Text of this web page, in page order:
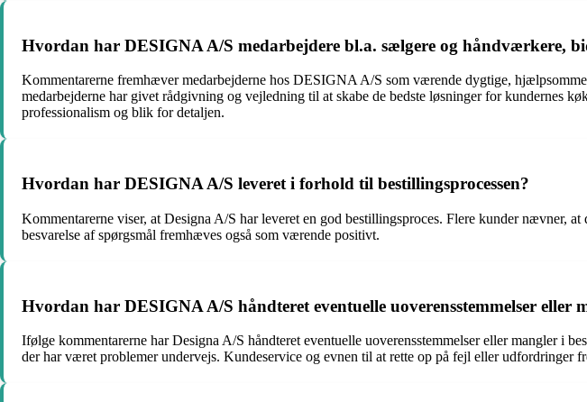
Hvordan har DESIGNA A/S medarbejdere bl.a. sælgere og håndværkere,
Kommentarerne fremhæver medarbejderne hos DESIGNA A/S som værende dygtige,
medarbejderne har givet rådgivning og vejledning til at skabe de bedste løsninger for kundernes
professionalism og blik for detaljen.
Hvordan har DESIGNA A/S leveret i forhold til bestillingsprocessen?
Kommentarerne viser, at Designa A/S har leveret en god bestillingsproces. Flere kunder nævner,
besvarelse af spørgsmål fremhæves også som værende positivt.
Hvordan har DESIGNA A/S håndteret eventuelle uoverensstemmelser eller
Ifølge kommentarerne har Designa A/S håndteret eventuelle uoverensstemmelser eller mangler i
der har været problemer undervejs. Kundeservice og evnen til at rette op på fejl eller udfordringer